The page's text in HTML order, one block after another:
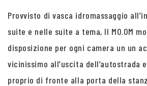
Provvisto di vasca idromassaggio
suite e nelle suite a tema, Il MO.OM
disposizione per ogni camera un un
vicinissimo all’uscita dell’autostrada
proprio di fronte alla porta della